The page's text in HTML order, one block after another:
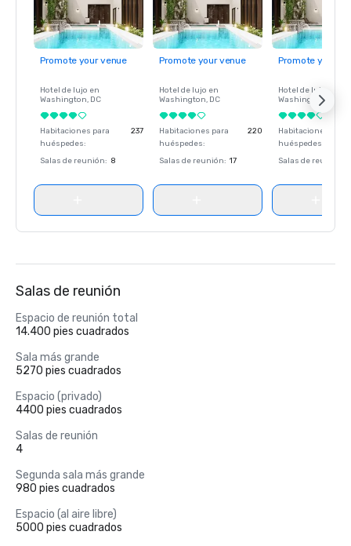
Promote your venue
Hotel de lujo en
Washington, DC
Habitaciones para
huéspedes:
237
Salas de reunión: 8
Promote your venue
Hotel de lujo en
Washington, DC
Habitaciones para
huéspedes:
220
Salas de reunión: 17
Promote your
Hotel de lujo en
Washington
Habitaciones para
huéspedes
Salas de reunión
Salas de reunión
Espacio de reunión total
14.400 pies cuadrados
Sala más grande
5270 pies cuadrados
Espacio (privado)
4400 pies cuadrados
Salas de reunión
4
Segunda sala más grande
980 pies cuadrados
Espacio (al aire libre)
5000 pies cuadrados